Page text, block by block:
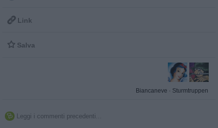
 Link
 Salva
Biancaneve · Sturmtruppen
 Leggi i commenti precedenti...